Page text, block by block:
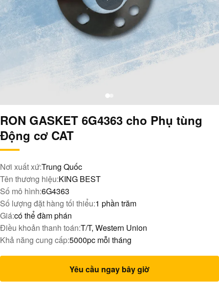
RON GASKET 6G4363 cho Phụ tùng
Động cơ CAT
Nơi xuất xứ:Trung Quốc
Tên thương hiệu:KING BEST
Số mô hình:6G4363
Số lượng đặt hàng tối thiểu:1 phần trăm
Giá:có thể đàm phán
Điều khoản thanh toán:T/T, Western Union
Khả năng cung cấp:5000pc mỗi tháng
Yêu cầu ngay bây giờ